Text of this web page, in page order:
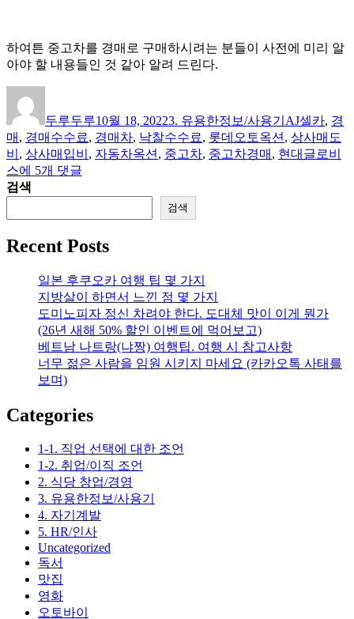
하여튼 중고차를 경매로 구매하시려는 분들이 사전에 미리 알
아야 할 내용들인 것 같아 알려 드린다.
이
두루두루일
자
10월 18, 2022고
리
3. 유용한정보/사용기 AJ셀카, 경
매 , 경매수수료, 경매차, 낙찰수수료, 롯데오토옥션 , 상사매도
비 , 상사매입비 , 자동차옥션 , 중고차, 중고차경매 , 현대글로비
스[경
매
중
차
생
처
럼
쌀
까?
(경
매
전
에
알
아
야
에 5개 댓글
검색
검색
Recent Posts
일본 후쿠오카 여행 팁 몇 가지
지방살이 하면서 느낀 점 몇 가지
도미노피자 정신 차려야 한다. 도대체 맛이 이게 뭔가
(26년 새해 50% 할인 이벤트에 먹어보고)
베트남 나트랑(냐짱) 여행팁. 여행 시 참고사항
너무 젊은 사람을 임원 시키지 마세요 (카카오톡 사태를
보며)
Categories
1-1. 직업 선택에 대한 조언
1-2. 취업/이직 조언
2. 식당 창업/경영
3. 유용한정보/사용기
4. 자기계발
5. HR/인사
Uncategorized
독서
맛집
영화
오토바이